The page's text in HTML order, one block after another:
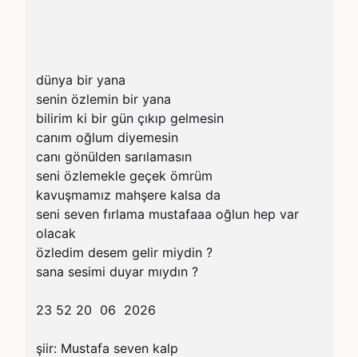
dünya bir yana
senin özlemin bir yana
bilirim ki bir gün çıkıp gelmesin
canım oğlum diyemesin
canı gönülden sarılamasın
seni özlemekle geçek ömrüm
kavuşmamız mahşere kalsa da
seni seven fırlama mustafaaa oğlun hep var
olacak
özledim desem gelir miydin ?
sana sesimi duyar mıydın ?
23 52 20  06  2026
şiir: Mustafa seven kalp